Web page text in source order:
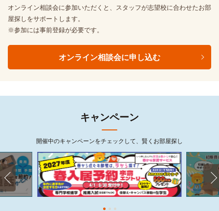
オンライン相談会に参加いただくと、スタッフが志望校に合わせたお部
屋探しをサポートします。
※参加には事前登録が必要です。
オンライン相談会に申し込む
キャンペーン
開催中のキャンペーンをチェックして、賢くお部屋探し